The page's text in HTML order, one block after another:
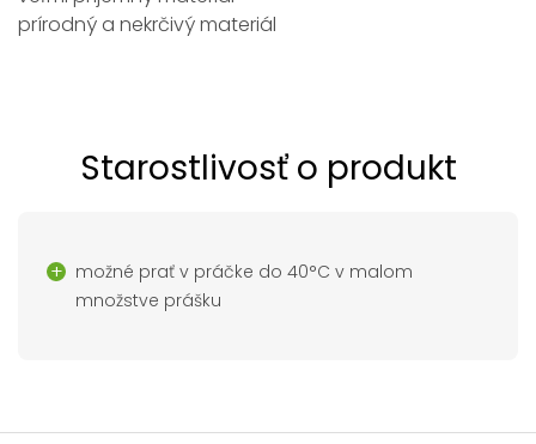
prírodný a nekrčivý materiál
Starostlivosť o produkt
možné prať v práčke do 40°C v malom
množstve prášku